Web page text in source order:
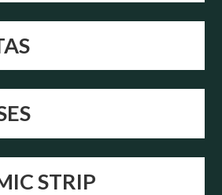
STRIP